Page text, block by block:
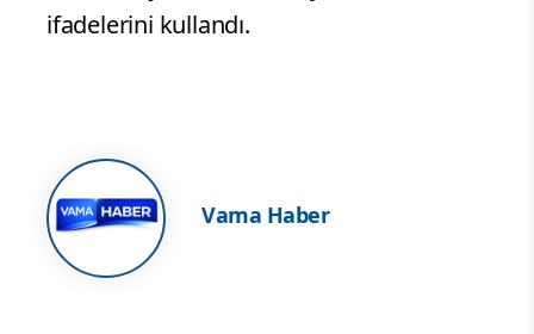
ifadelerini kullandı.
Vama Haber